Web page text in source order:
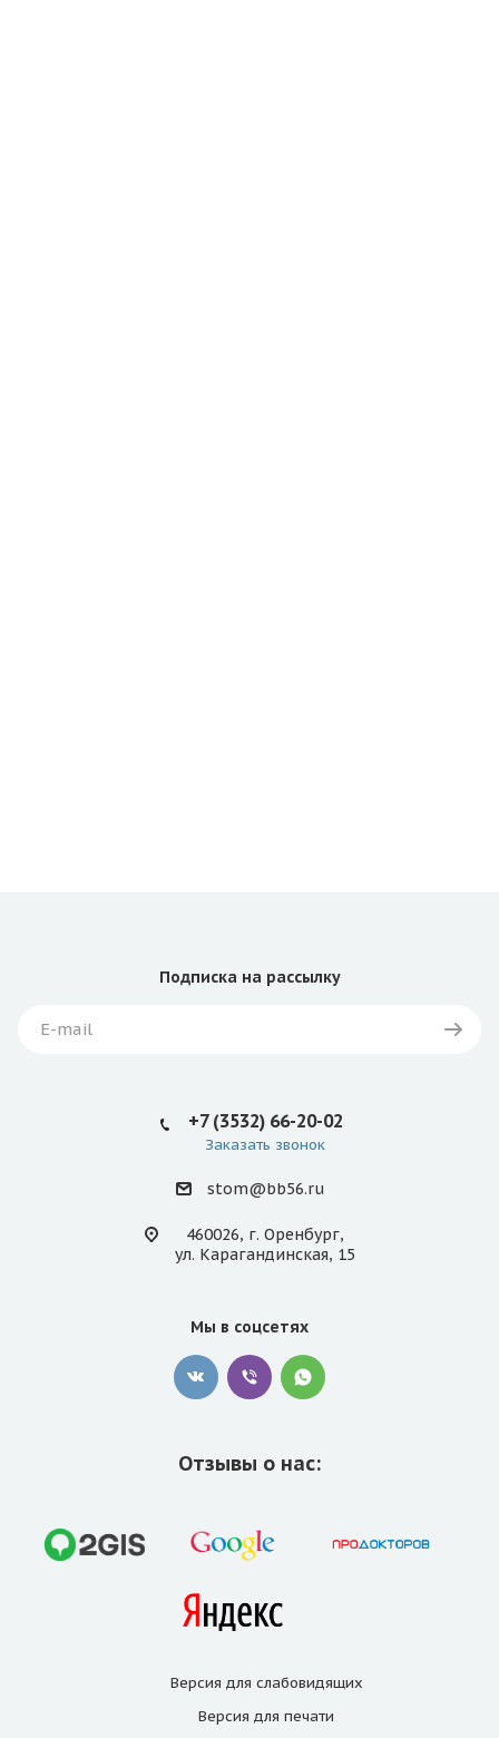
Подписка на рассылку
+7 (3532) 66-20-02
Заказать звонок
stom@bb56.ru
460026, г. Оренбург,
ул. Карагандинская, 15
Мы в соцсетях
Отзывы о нас:
Версия для слабовидящих
Версия для печати